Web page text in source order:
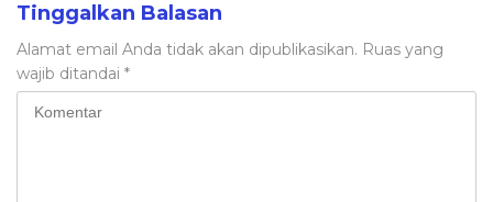
Tinggalkan Balasan
Alamat email Anda tidak akan dipublikasikan. Ruas yang
wajib ditandai *